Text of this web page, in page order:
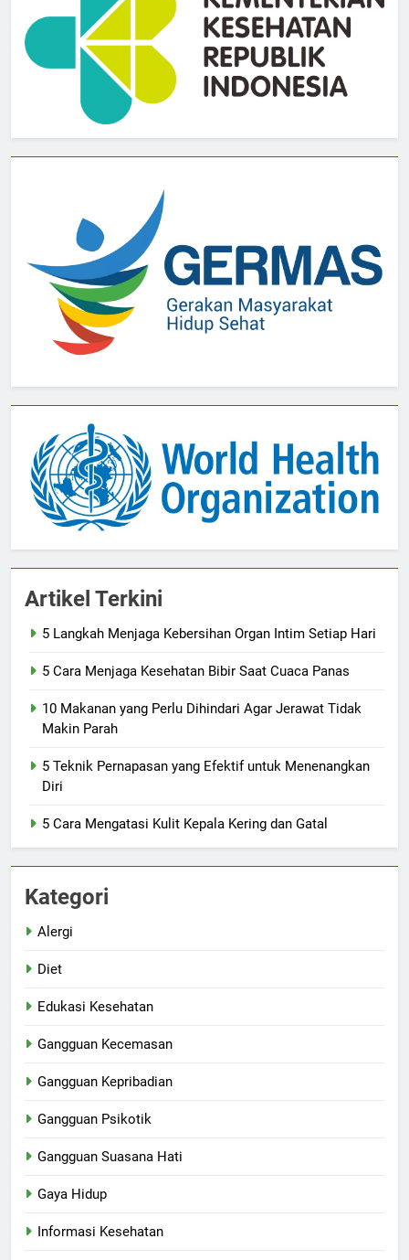
Artikel Terkini
5 Langkah Menjaga Kebersihan Organ Intim Setiap Hari
5 Cara Menjaga Kesehatan Bibir Saat Cuaca Panas
10 Makanan yang Perlu Dihindari Agar Jerawat Tidak
Makin Parah
5 Teknik Pernapasan yang Efektif untuk Menenangkan
Diri
5 Cara Mengatasi Kulit Kepala Kering dan Gatal
Kategori
Alergi
Diet
Edukasi Kesehatan
Gangguan Kecemasan
Gangguan Kepribadian
Gangguan Psikotik
Gangguan Suasana Hati
Gaya Hidup
Informasi Kesehatan